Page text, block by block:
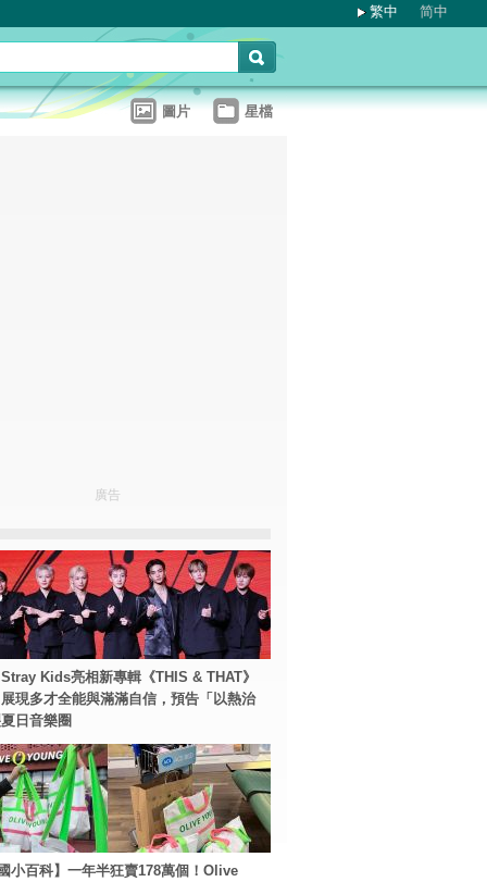
繁中 简中
圖片 星檔
廣告
Kids亮相新專輯《THIS & THAT》
現多才全能與滿滿自信，預告「以熱治
日音樂圈
小百科】一年半狂賣178萬個！Olive